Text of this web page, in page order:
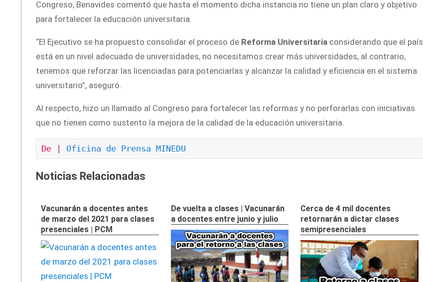
Congreso, Benavides comentó que hasta el momento dicha instancia no tiene un plan claro y objetivo
para fortalecer la educación universitaria.
“El Ejecutivo se ha propuesto consolidar el proceso de Reforma Universitaria considerando que el país
está en un nivel adecuado de universidades, no necesitamos crear más universidades, al contrario,
tenemos que reforzar las licenciadas para potenciarlas y alcanzar la calidad y eficiencia en el sistema
universitario”, aseguró.
Al respecto, hizo un llamado al Congreso para fortalecer las reformas y no perforarlas con iniciativas
que no tienen como sustento la mejora de la calidad de la educación universitaria.
De | Oficina de Prensa MINEDU
Noticias Relacionadas
Vacunarán a docentes antes
de marzo del 2021 para clases
presenciales | PCM
De vuelta a clases | Vacunarán
a docentes entre junio y julio
Cerca de 4 mil docentes
retornarán a dictar clases
semipresenciales